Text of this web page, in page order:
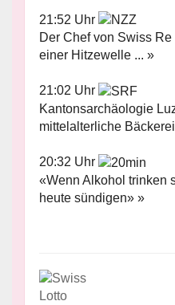
21:52 Uhr
Der Chef von Swiss
einer Hitzewelle ... »
21:02 Uhr
Kantonsarchäologie
mittelalterliche
20:32 Uhr
«Wenn Alkohol trinken
heute sündigen» »